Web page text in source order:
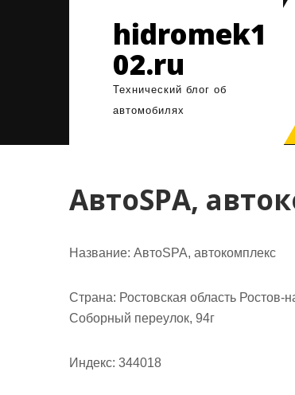
hidromek1
02.ru
Технический блог об
автомобилях
АвтоSPA,
Название: АвтоSPA, автокомплекс
Страна: Ростовская область Ростов-
Соборный переулок, 94г
Индекс: 344018